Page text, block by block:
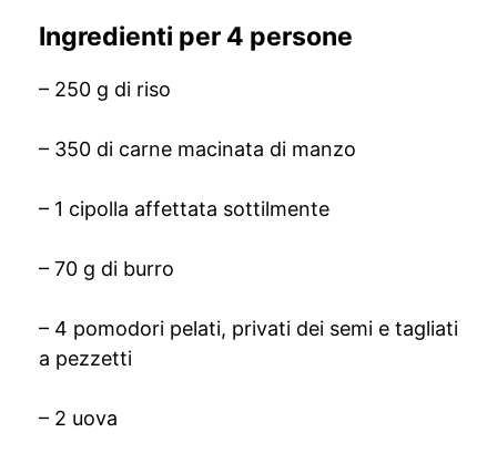
Ingredienti per 4 persone
– 250 g di riso
– 350 di carne macinata di manzo
– 1 cipolla affettata sottilmente
– 70 g di burro
– 4 pomodori pelati, privati dei semi e tagliati
a pezzetti
– 2 uova